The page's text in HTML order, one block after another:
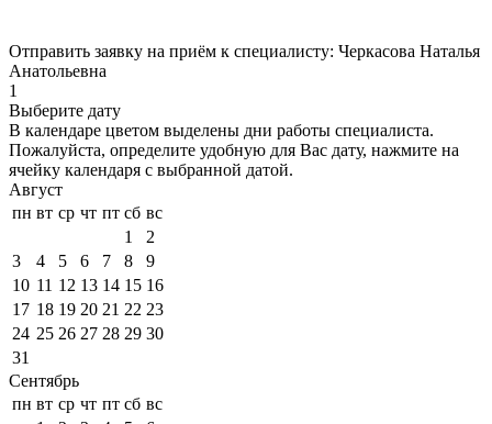
Отправить заявку на приём к специалисту: Черкасова Наталья
Анатольевна
1
Выберите дату
В календаре цветом выделены дни работы специалиста.
Пожалуйста, определите удобную для Вас дату, нажмите на
ячейку календаря с выбранной датой.
Август
пн вт ср чт пт сб вс
1
2
3
4 5 6 7 8
9
10 11 12 13 14 15 16
17 18 19 20 21 22 23
24 25 26 27 28 29 30
31
Сентябрь
пн вт ср чт пт сб вс